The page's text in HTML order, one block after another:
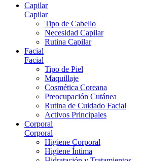
Capilar
Capilar
Tipo de Cabello
Necesidad Capilar
Rutina Capilar
Facial
Facial
Tipo de Piel
Maquillaje
Cosmética Coreana
Preocupación Cutánea
Rutina de Cuidado Facial
Activos Principales
Corporal
Corporal
Higiene Corporal
Higiene Íntima